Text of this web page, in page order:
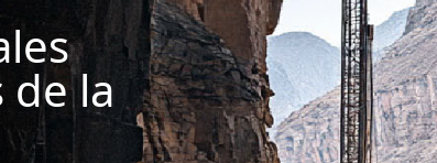
de la